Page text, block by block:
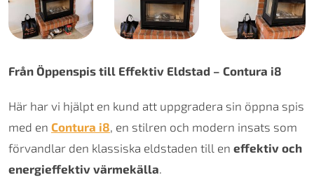
Från Öppenspis till Effektiv Eldstad – Contura i8
Här har vi hjälpt en kund att uppgradera sin öppna spis
med en Contura i8, en stilren och modern insats som
förvandlar den klassiska eldstaden till en effektiv och
energieffektiv värmekälla.